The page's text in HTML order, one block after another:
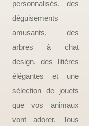
personnalisés, des
déguisements
amusants, des
arbres à chat
design, des litières
élégantes et une
sélection de jouets
que vos animaux
vont adorer. Tous